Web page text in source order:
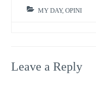
MY DAY,OPINI
Leave a Reply